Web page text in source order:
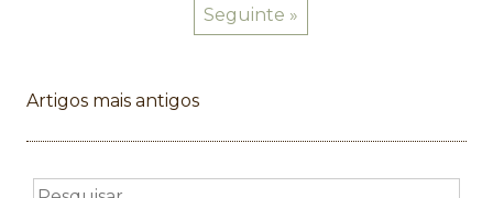
Seguinte »
Navegação
artigos
Artigos mais antigos